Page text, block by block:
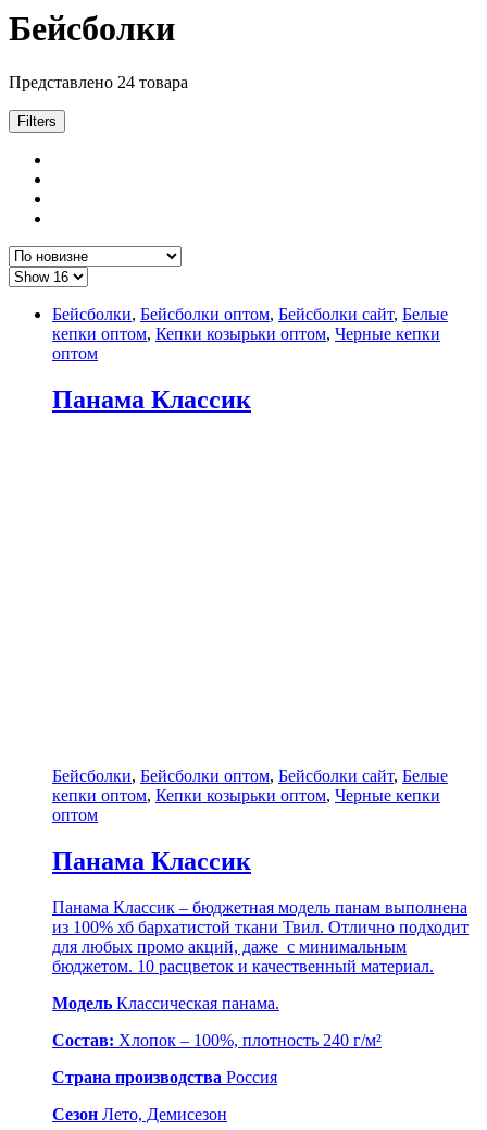
Бейсболки
Представлено 24 товара
Filters
Бейсболки, Бейсболки оптом, Бейсболки сайт, Белые
кепки оптом, Кепки козырьки оптом, Черные кепки
оптом
Панама Классик
Бейсболки, Бейсболки оптом, Бейсболки сайт, Белые
кепки оптом, Кепки козырьки оптом, Черные кепки
оптом
Панама Классик
Панама Классик – бюджетная модель панам выполнена
из 100% хб бархатистой ткани Твил. Отлично подходит
для любых промо акций, даже с минимальным
бюджетом. 10 расцветок и качественный материал.
Модель Классическая панама.
Состав: Хлопок – 100%, плотность 240 г/м²
Страна производства Россия
Сезон Лето, Демисезон